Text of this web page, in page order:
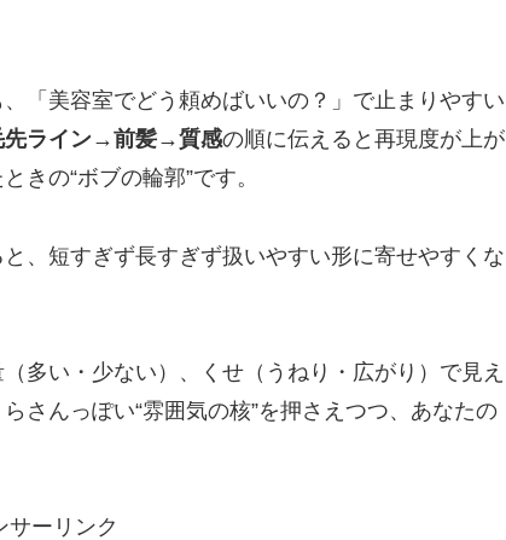
「美容室でどう頼めばいいの？」で止まりやすい
ライン→前髪→質感の順に伝えると再現度が上が
きの“ボブの輪郭”です。
、短すぎず長すぎず扱いやすい形に寄せやすくな
多い・少ない）、くせ（うねり・広がり）で見え
さんっぽい“雰囲気の核”を押さえつつ、あなたの
サーリンク